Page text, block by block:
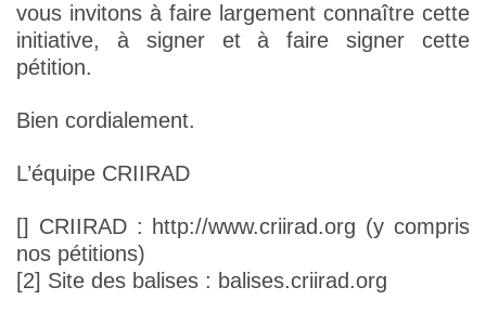
vous invitons à faire largement connaître cette
initiative, à signer et à faire signer cette
pétition.
Bien cordialement.
L’équipe CRIIRAD
[] CRIIRAD : http://www.criirad.org (y compris
nos pétitions)
[2] Site des balises : balises.criirad.org